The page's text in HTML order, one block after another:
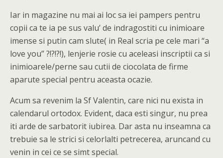
Iar in magazine nu mai ai loc sa iei pampers pentru
copii ca te ia pe sus valu’ de indragostiti cu inimioare
imense si putin cam slute( in Real scria pe cele mari “a
love you” ?!?!?!), lenjerie rosie cu aceleasi inscriptii ca si
inimioarele/perne sau cutii de ciocolata de firme
aparute special pentru aceasta ocazie.
Acum sa revenim la Sf Valentin, care nici nu exista in
calendarul ortodox. Evident, daca esti singur, nu prea
iti arde de sarbatorit iubirea. Dar asta nu inseamna ca
trebuie sa le strici si celorlalti petrecerea, aruncand cu
venin in cei ce se simt special.